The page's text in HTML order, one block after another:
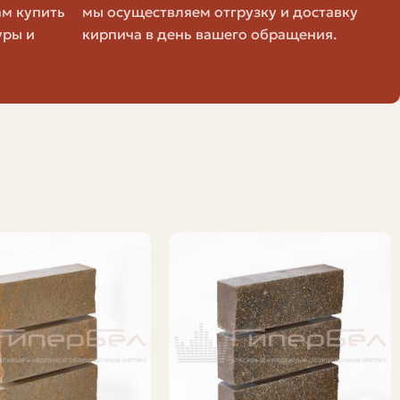
самодельные печи, небольшая топка.
купить
и
мы осуществляем отгрузку и доставку
кирпича в день вашего обращения.